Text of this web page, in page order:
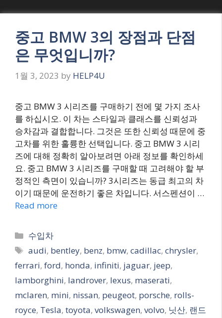
중고 BMW 3의 장점과 단점
은 무엇입니까?
1월 3, 2023 by HELP4U
중고 BMW 3 시리즈를 구매하기 전에 몇 가지 조사
를 하십시오. 이 차는 스타일과 클래스를 신뢰성과
승차감과 결합합니다. 그것은 또한 신뢰성 때문에 중
고차를 위한 훌륭한 선택입니다. 중고 BMW 3 시리
즈에 대해 정확히 알아보려면 아래 정보를 확인하세
요. 중고 BMW 3 시리즈를 구매할 때 고려해야 할 부
정적인 측면이 있습니까? 3시리즈는 동급 최고의 차
이기 때문에 운전하기 좋은 차입니다. 서스펜션이 …
Read more
Categories
수입차
Tags
audi, bentley, benz, bmw,cadillac,chrysler,
ferrari, ford, honda, infiniti, jaguar, jeep,
lamborghini, landrover, lexus, maserati,
mclaren, mini, nissan, peugeot, porsche, rolls-
royce, Tesla, toyota, volkswagen, volvo, 닛산, 랜드